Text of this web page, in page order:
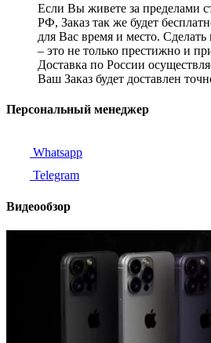
Если Вы живете за пределами
РФ, Заказ так же будет
для Вас время и место.
– это не только престижно и
Доставка по России
Ваш Заказ будет доставлен
Персональный менеджер
Whatsapp
Telegram
Видеообзор